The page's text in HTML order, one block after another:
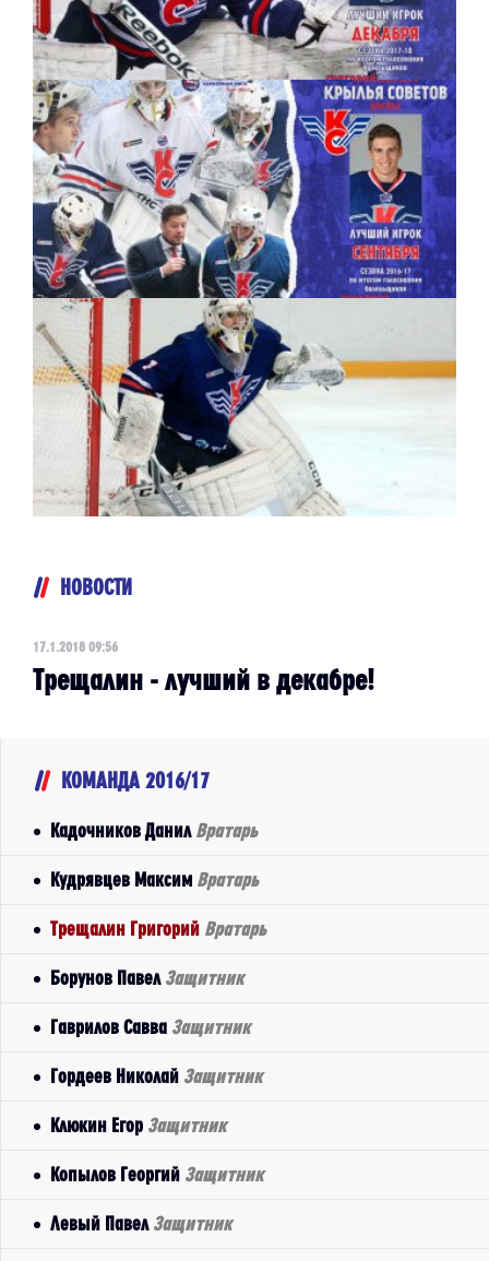
НОВОСТИ
17.1.2018 09:56
Трещалин - лучший в декабре!
КОМАНДА 2016/17
Кадочников Данил Вратарь
Кудрявцев Максим Вратарь
Трещалин Григорий Вратарь
Борунов Павел Защитник
Гаврилов Савва Защитник
Гордеев Николай Защитник
Клюкин Егор Защитник
Копылов Георгий Защитник
Левый Павел Защитник